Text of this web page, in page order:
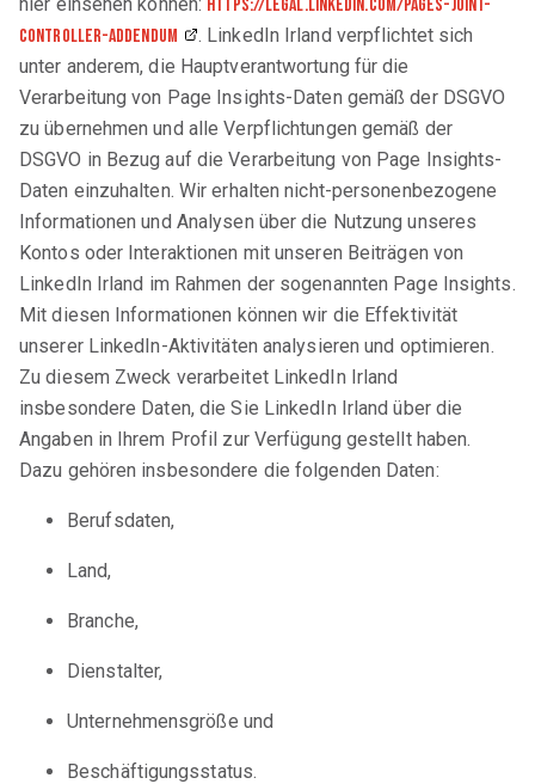
https://legal.linkedin.com/pages-joint-
controller-addendum
. LinkedIn Irland verpflichtet sich
unter anderem, die Hauptverantwortung für die
Verarbeitung von Page Insights-Daten gemäß der DSGVO
zu übernehmen und alle Verpflichtungen gemäß der
DSGVO in Bezug auf die Verarbeitung von Page Insights-
Daten einzuhalten. Wir erhalten nicht-personenbezogene
Informationen und Analysen über die Nutzung unseres
Kontos oder Interaktionen mit unseren Beiträgen von
LinkedIn Irland im Rahmen der sogenannten Page Insights.
Mit diesen Informationen können wir die Effektivität
unserer LinkedIn-Aktivitäten analysieren und optimieren.
Zu diesem Zweck verarbeitet LinkedIn Irland
insbesondere Daten, die Sie LinkedIn Irland über die
Angaben in Ihrem Profil zur Verfügung gestellt haben.
Dazu gehören insbesondere die folgenden Daten:
Berufsdaten,
Land,
Branche,
Dienstalter,
Unternehmensgröße und
Beschäftigungsstatus.